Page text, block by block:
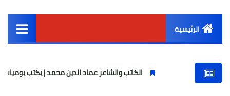
الرئيسية
أخبار مصر
الكاتب والشاعر عماد الدين محمد | يكتب يوميات شاعر وقصيدة :